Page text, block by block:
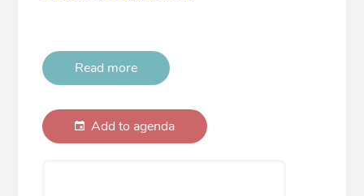
Read more
Add to agenda